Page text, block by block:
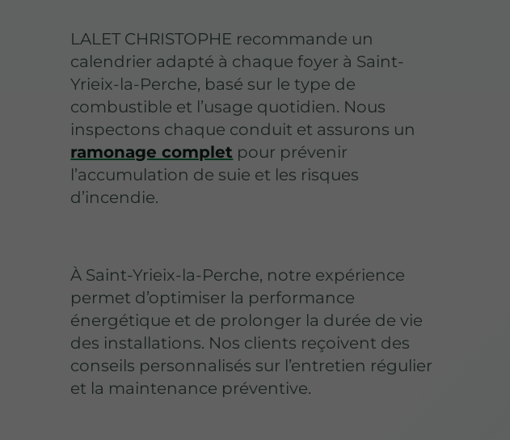
LALET CHRISTOPHE recommande un
calendrier adapté à chaque foyer à Saint-
Yrieix-la-Perche, basé sur le type de
combustible et l’usage quotidien. Nous
inspectons chaque conduit et assurons un
ramonage complet pour prévenir
l’accumulation de suie et les risques
d’incendie.
À Saint-Yrieix-la-Perche, notre expérience
permet d’optimiser la performance
énergétique et de prolonger la durée de vie
des installations. Nos clients reçoivent des
conseils personnalisés sur l’entretien régulier
et la maintenance préventive.